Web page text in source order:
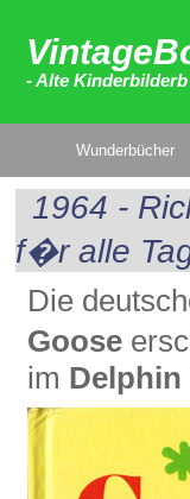
- Alte
Wunderbücher
1964 -
f�r alle
Die
Goose
im Delphin